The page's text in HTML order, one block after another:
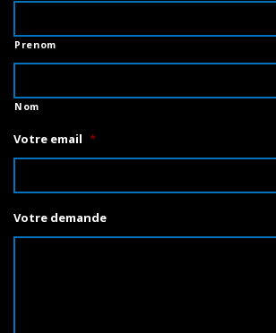
Prenom
Nom
Votre email *
Votre demande